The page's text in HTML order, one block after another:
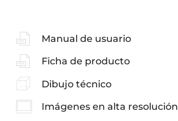
Manual de usuario
Ficha de producto
Dibujo técnico
Imágenes en alta resolución